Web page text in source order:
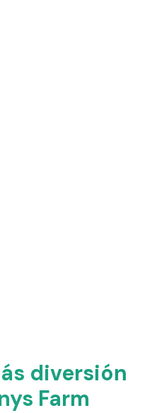
diversión
Farm